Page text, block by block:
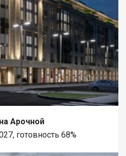
Арочной
готовность 68%